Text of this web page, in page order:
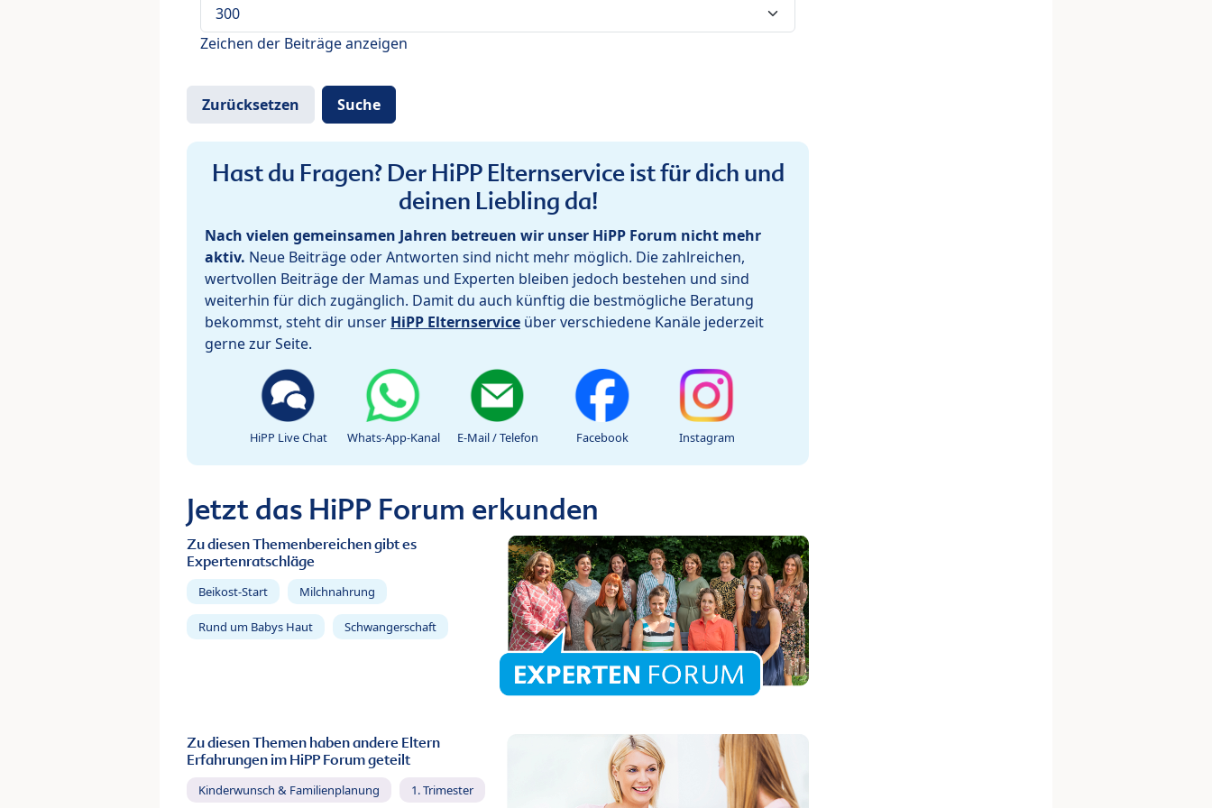
Zeichen der Beiträge anzeigen
Hast du Fragen? Der HiPP Elternservice ist für dich und
deinen Liebling da!
Nach vielen gemeinsamen Jahren betreuen wir unser HiPP Forum nicht mehr
aktiv. Neue Beiträge oder Antworten sind nicht mehr möglich. Die zahlreichen,
wertvollen Beiträge der Mamas und Experten bleiben jedoch bestehen und sind
weiterhin für dich zugänglich. Damit du auch künftig die bestmögliche Beratung
bekommst, steht dir unser HiPP Elternservice über verschiedene Kanäle jederzeit
gerne zur Seite.
HiPP Live Chat Whats-App-Kanal E-Mail / Telefon Facebook Instagram
Jetzt das HiPP Forum erkunden
Zu diesen Themenbereichen gibt es
Expertenratschläge
Beikost-Start Milchnahrung
Rund um Babys Haut Schwangerschaft
Zu diesen Themen haben andere Eltern
Erfahrungen im HiPP Forum geteilt
Kinderwunsch & Familienplanung 1. Trimester